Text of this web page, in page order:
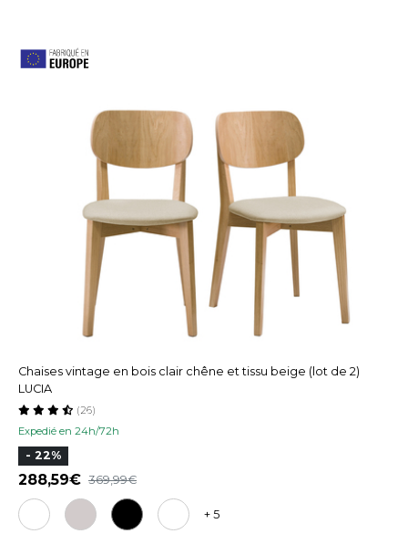
Chaises vintage en bois clair chêne et tissu beige (lot de 2)
LUCIA
Expedié en 24h/72h
(26)
- 22%
288,59 369,99
+ 5